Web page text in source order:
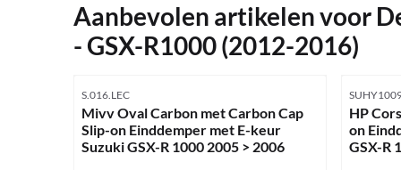
Aanbevolen artikelen voor
- GSX-R1000 (2012-2016)
Artikelnummer
S.016.LEC
Mivv Oval Carbon met Carbon Cap
Slip-on Einddemper met E-keur
Suzuki GSX-R 1000 2005 > 2006
HP
on
GSX-R